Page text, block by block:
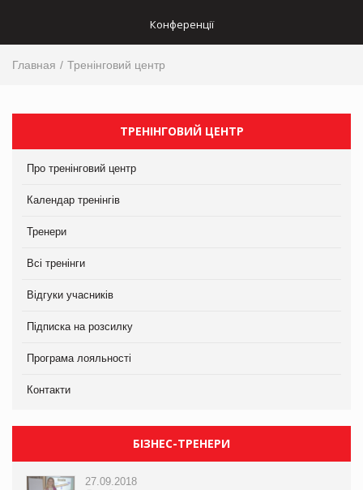
Конференції
Главная Тренінговий центр
ТРЕНІНГОВИЙ ЦЕНТР
Про тренінговий центр
Календар тренінгів
Тренери
Всі тренінги
Відгуки учасників
Підписка на розсилку
Програма лояльності
Контакти
БІЗНЕС-ТРЕНЕРИ
27.09.2018